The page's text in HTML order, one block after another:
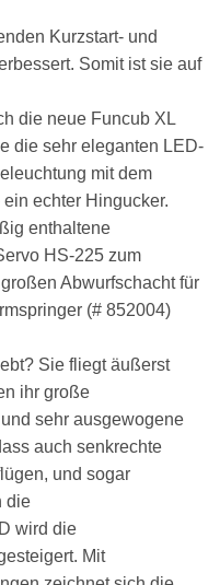
Kurzstart- und
Somit ist sie auf
die neue Funcub XL
die sehr eleganten LED-
mit dem
echter Hingucker.
enthaltene
HS-225 zum
Abwurfschacht für
(# 852004)
Sie fliegt äußerst
ihr große
sehr ausgewogene
auch senkrechte
und sogar
die
wird die
Mit